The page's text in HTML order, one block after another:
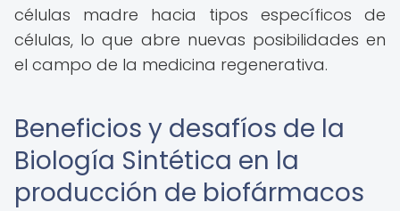
células madre hacia tipos específicos de
células, lo que abre nuevas posibilidades en
el campo de la medicina regenerativa.
Beneficios y desafíos de la
Biología Sintética en la
producción de biofármacos